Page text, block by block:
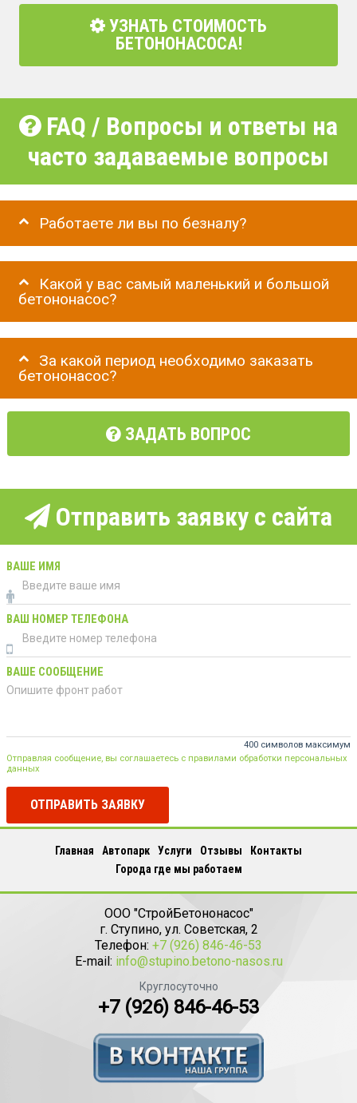
УЗНАТЬ СТОИМОСТЬ
БЕТОНОНАСОСА!
FAQ / Вопросы и ответы на
часто задаваемые вопросы
Работаете ли вы по безналу?
Какой у вас самый маленький и большой
бетононасос?
За какой период необходимо заказать
бетононасос?
ЗАДАТЬ ВОПРОС
Отправить заявку с сайта
ВАШЕ ИМЯ
ВАШ НОМЕР ТЕЛЕФОНА
ВАШЕ СООБЩЕНИЕ
400 символов максимум
Отправляя сообщение, вы соглашаетесь с правилами обработки персональных
данных
ОТПРАВИТЬ ЗАЯВКУ
Главная Автопарк Услуги Отзывы
Контакты
Города где мы работаем
ООО "СтройБетононасос"
г. Ступино, ул. Советская, 2
Телефон: +7 (926) 846-46-53
E-mail: info@stupino.betono-nasos.ru
Круглосуточно
+7 (926) 846-46-53